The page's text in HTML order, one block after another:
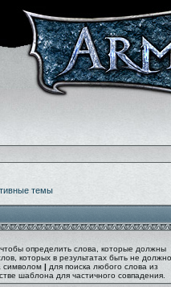
темы
, чтобы определить слова, которые должны
которых в результатах быть не
символом | для поиска любого слова из
шаблона для частичного совпадения.